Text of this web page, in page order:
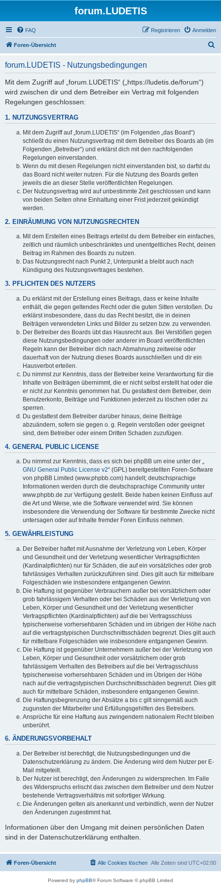
forum.LUDETIS
FAQ Anmelden
Registrieren
Foren-Übersicht
forum.LUDETIS - Nutzungsbedingungen
Mit dem Zugriff auf „forum.LUDETIS“ („https://ludetis.de/forum“)
wird zwischen dir und dem Betreiber ein Vertrag mit folgenden
Regelungen geschlossen:
1. NUTZUNGSVERTRAG
Mit dem Zugriff auf „forum.LUDETIS“ (im Folgenden „das Board“)
schließt du einen Nutzungsvertrag mit dem Betreiber des Boards ab (im
Folgenden „Betreiber“) und erklärst dich mit den nachfolgenden
Regelungen einverstanden.
Wenn du mit diesen Regelungen nicht einverstanden bist, so darfst du
das Board nicht weiter nutzen. Für die Nutzung des Boards gelten
jeweils die an dieser Stelle veröffentlichten Regelungen.
Der Nutzungsvertrag wird auf unbestimmte Zeit geschlossen und kann
von beiden Seiten ohne Einhaltung einer Frist jederzeit gekündigt
werden.
2. EINRÄUMUNG VON NUTZUNGSRECHTEN
Mit dem Erstellen eines Beitrags erteilst du dem Betreiber ein einfaches,
zeitlich und räumlich unbeschränktes und unentgeltliches Recht, deinen
Beitrag im Rahmen des Boards zu nutzen.
Das Nutzungsrecht nach Punkt 2, Unterpunkt a bleibt auch nach
Kündigung des Nutzungsvertrages bestehen.
3. PFLICHTEN DES NUTZERS
Du erklärst mit der Erstellung eines Beitrags, dass er keine Inhalte
enthält, die gegen geltendes Recht oder die guten Sitten verstoßen. Du
erklärst insbesondere, dass du das Recht besitzt, die in deinen
Beiträgen verwendeten Links und Bilder zu setzen bzw. zu verwenden.
Der Betreiber des Boards übt das Hausrecht aus. Bei Verstößen gegen
diese Nutzungsbedingungen oder anderer im Board veröffentlichten
Regeln kann der Betreiber dich nach Abmahnung zeitweise oder
dauerhaft von der Nutzung dieses Boards ausschließen und dir ein
Hausverbot erteilen.
Du nimmst zur Kenntnis, dass der Betreiber keine Verantwortung für die
Inhalte von Beiträgen übernimmt, die er nicht selbst erstellt hat oder die
er nicht zur Kenntnis genommen hat. Du gestattest dem Betreiber, dein
Benutzerkonto, Beiträge und Funktionen jederzeit zu löschen oder zu
sperren.
Du gestattest dem Betreiber darüber hinaus, deine Beiträge
abzuändern, sofern sie gegen o. g. Regeln verstoßen oder geeignet
sind, dem Betreiber oder einem Dritten Schaden zuzufügen.
4. GENERAL PUBLIC LICENSE
Du nimmst zur Kenntnis, dass es sich bei phpBB um eine unter der „
GNU General Public License v2“ (GPL) bereitgestellten Foren-Software
von phpBB Limited (www.phpbb.com) handelt; deutschsprachige
Informationen werden durch die deutschsprachige Community unter
www.phpbb.de zur Verfügung gestellt. Beide haben keinen Einfluss auf
die Art und Weise, wie die Software verwendet wird. Sie können
insbesondere die Verwendung der Software für bestimmte Zwecke nicht
untersagen oder auf Inhalte fremder Foren Einfluss nehmen.
5. GEWÄHRLEISTUNG
Der Betreiber haftet mit Ausnahme der Verletzung von Leben, Körper
und Gesundheit und der Verletzung wesentlicher Vertragspflichten
(Kardinalpflichten) nur für Schäden, die auf ein vorsätzliches oder grob
fahrlässiges Verhalten zurückzuführen sind. Dies gilt auch für mittelbare
Folgeschäden wie insbesondere entgangenen Gewinn.
Die Haftung ist gegenüber Verbrauchern außer bei vorsätzlichem oder
grob fahrlässigem Verhalten oder bei Schäden aus der Verletzung von
Leben, Körper und Gesundheit und der Verletzung wesentlicher
Vertragspflichten (Kardinalpflichten) auf die bei Vertragsschluss
typischerweise vorhersehbaren Schäden und im übrigen der Höhe nach
auf die vertragstypischen Durchschnittsschäden begrenzt. Dies gilt auch
für mittelbare Folgeschäden wie insbesondere entgangenen Gewinn.
Die Haftung ist gegenüber Unternehmern außer bei der Verletzung von
Leben, Körper und Gesundheit oder vorsätzlichem oder grob
fahrlässigem Verhalten des Betreibers auf die bei Vertragsschluss
typischerweise vorhersehbaren Schäden und im Übrigen der Höhe
nach auf die vertragstypischen Durchschnittsschäden begrenzt. Dies gilt
auch für mittelbare Schäden, insbesondere entgangenen Gewinn.
Die Haftungsbegrenzung der Absätze a bis c gilt sinngemäß auch
zugunsten der Mitarbeiter und Erfüllungsgehilfen des Betreibers.
Ansprüche für eine Haftung aus zwingendem nationalem Recht bleiben
unberührt.
6. ÄNDERUNGSVORBEHALT
Der Betreiber ist berechtigt, die Nutzungsbedingungen und die
Datenschutzerklärung zu ändern. Die Änderung wird dem Nutzer per E-
Mail mitgeteilt.
Der Nutzer ist berechtigt, den Änderungen zu widersprechen. Im Falle
des Widerspruchs erlischt das zwischen dem Betreiber und dem Nutzer
bestehende Vertragsverhältnis mit sofortiger Wirkung.
Die Änderungen gelten als anerkannt und verbindlich, wenn der Nutzer
den Änderungen zugestimmt hat.
Informationen über den Umgang mit deinen persönlichen Daten
sind in der Datenschutzerklärung enthalten.
Foren-Übersicht Alle Zeiten sind UTC+02:00
Alle Cookies löschen
Powered by phpBB® Forum Software © phpBB Limited